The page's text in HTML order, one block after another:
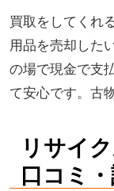
買取をしてくれ
用品を売却した
の場で現金で支
て安心です。古
リサイ
口コミ